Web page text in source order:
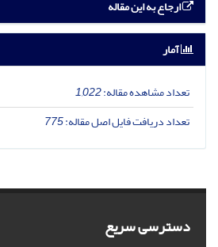
ارجاع به این مقاله
آمار
تعداد مشاهده مقاله:1,022
تعداد دریافت فایل اصل مقاله:775
دسترسی سریع